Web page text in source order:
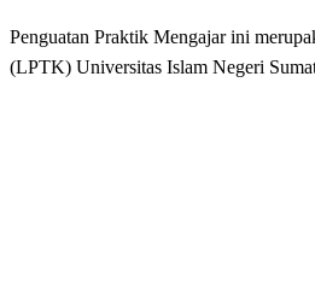
Penguatan Praktik Mengajar ini
(LPTK) Universitas Islam Negeri